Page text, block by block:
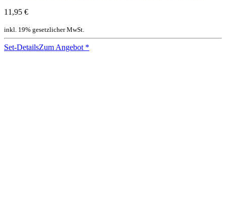
11,95 €
inkl. 19% gesetzlicher MwSt.
Set-DetailsZum Angebot *